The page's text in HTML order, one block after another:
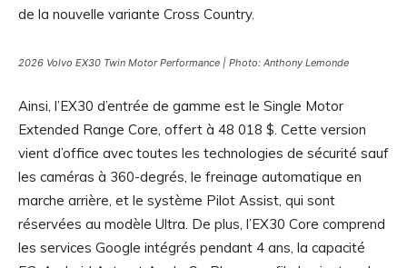
de la nouvelle variante Cross Country.
2026 Volvo EX30 Twin Motor Performance | Photo: Anthony Lemonde
Ainsi, l’EX30 d’entrée de gamme est le Single Motor
Extended Range Core, offert à 48 018 $. Cette version
vient d’office avec toutes les technologies de sécurité sauf
les caméras à 360-degrés, le freinage automatique en
marche arrière, et le système Pilot Assist, qui sont
réservées au modèle Ultra. De plus, l’EX30 Core comprend
les services Google intégrés pendant 4 ans, la capacité